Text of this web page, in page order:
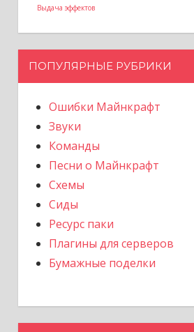
Выдача эффектов
ПОПУЛЯРНЫЕ РУБРИКИ
Ошибки Майнкрафт
Звуки
Команды
Песни о Майнкрафт
Схемы
Сиды
Ресурс паки
Плагины для серверов
Бумажные поделки